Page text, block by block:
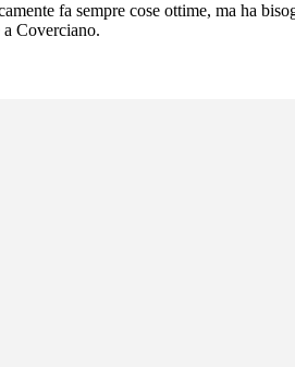
fa sempre cose ottime, ma ha
Coverciano.